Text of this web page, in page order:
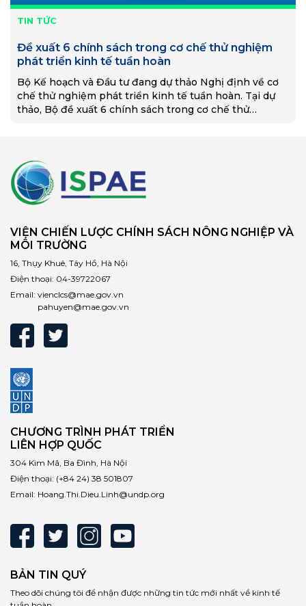
TIN TỨC
Đề xuất 6 chính sách trong cơ chế thử nghiệm
phát triển kinh tế tuần hoàn
Bộ Kế hoạch và Đầu tư đang dự thảo Nghị định về cơ
chế thử nghiệm phát triển kinh tế tuần hoàn. Tại dự
thảo, Bộ đề xuất 6 chính sách trong cơ chế thử
VIỆN CHIẾN LƯỢC CHÍNH SÁCH NÔNG NGHIỆP VÀ
MÔI TRƯỜNG
16, Thụy Khuê, Tây Hồ, Hà Nội
Điện thoại: 04-39722067
Email: vienclcs@mae.gov.vn
pahuyen@mae.gov.vn
CHƯƠNG TRÌNH PHÁT TRIỂN
LIÊN HỢP QUỐC
304 Kim Mã, Ba Đình, Hà Nội
Điện thoại: (+84 24) 38 501807
Email: Hoang.Thi.Dieu.Linh@undp.org
BẢN TIN QUÝ
Theo dõi chúng tôi để nhận được những tin tức mới nhất về kinh tế